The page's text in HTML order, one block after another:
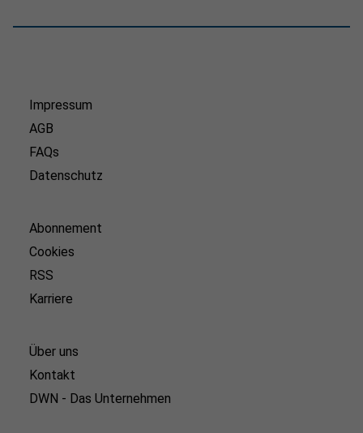
Impressum
AGB
FAQs
Datenschutz
Abonnement
Cookies
RSS
Karriere
Über uns
Kontakt
DWN - Das Unternehmen